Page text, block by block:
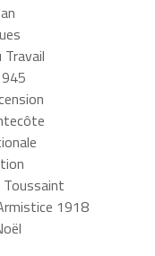
Travail
Toussaint
1918